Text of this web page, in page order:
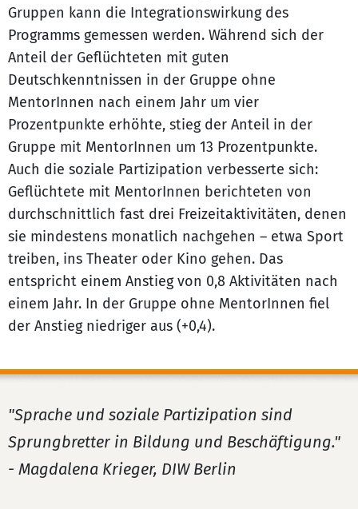
Gruppen kann die Integrationswirkung des
Programms gemessen werden. Während sich der
Anteil der Geflüchteten mit guten
Deutschkenntnissen in der Gruppe ohne
MentorInnen nach einem Jahr um vier
Prozentpunkte erhöhte, stieg der Anteil in der
Gruppe mit MentorInnen um 13 Prozentpunkte.
Auch die soziale Partizipation verbesserte sich:
Geflüchtete mit MentorInnen berichteten von
durchschnittlich fast drei Freizeitaktivitäten, denen
sie mindestens monatlich nachgehen – etwa Sport
treiben, ins Theater oder Kino gehen. Das
entspricht einem Anstieg von 0,8 Aktivitäten nach
einem Jahr. In der Gruppe ohne MentorInnen fiel
der Anstieg niedriger aus (+0,4).
"Sprache und soziale Partizipation sind
Sprungbretter in Bildung und Beschäftigung."
- Magdalena Krieger, DIW Berlin